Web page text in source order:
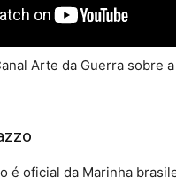
Arte da Guerra sobre
é oficial da Marinha